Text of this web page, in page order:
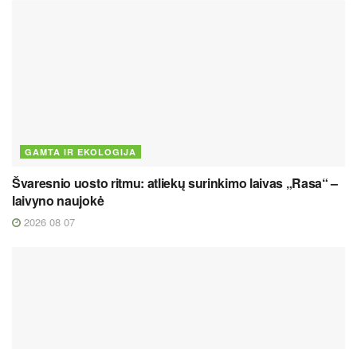
GAMTA IR EKOLOGIJA
Švaresnio uosto ritmu: atliekų surinkimo laivas „Rasa“ –
laivyno naujokė
2026 08 07